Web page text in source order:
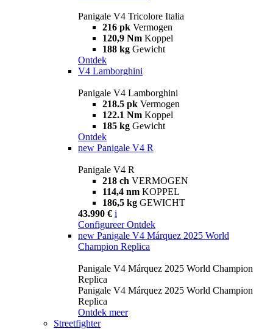
Panigale V4 Tricolore Italia
216 pk Vermogen
120,9 Nm Koppel
188 kg Gewicht
Ontdek
V4 Lamborghini
Panigale V4 Lamborghini
218.5 pk Vermogen
122.1 Nm Koppel
185 kg Gewicht
Ontdek
new Panigale V4 R
Panigale V4 R
218 ch VERMOGEN
114,4 nm KOPPEL
186,5 kg GEWICHT
43.990 € i
Configureer Ontdek
new Panigale V4 Márquez 2025 World
Champion Replica
Panigale V4 Márquez 2025 World Champion
Replica
Panigale V4 Márquez 2025 World Champion
Replica
Ontdek meer
Streetfighter